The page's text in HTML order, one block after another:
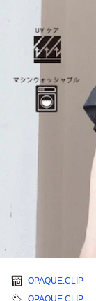
OPAQUE.CLIP
OPAQUE.CLIP